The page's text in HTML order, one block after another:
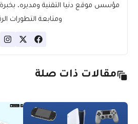
مؤسس موقع دنيا التقنية ومديره، بخبرة
ومتابعة التطورات
مقالات ذات صلة